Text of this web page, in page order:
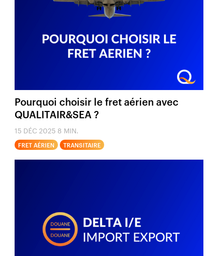
Pourquoi choisir le fret aérien avec
QUALITAIR&SEA ?
15 DÉC 2025 8 MIN.
FRET AÉRIEN TRANSITAIRE